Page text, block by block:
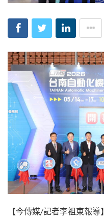
【今傳媒/記者李祖東報導】